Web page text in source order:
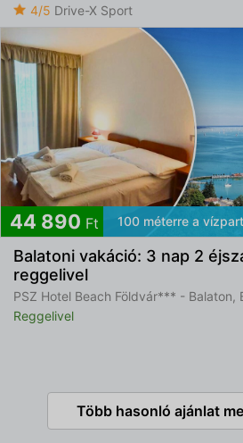
4/5 Drive-X Sport
44 890 Ft 100 méterre a
Balatoni vakáció: 3 nap 2
reggelivel
PSZ Hotel Beach Földvár*** - Balaton,
Reggelivel
Több hasonló ajánlat